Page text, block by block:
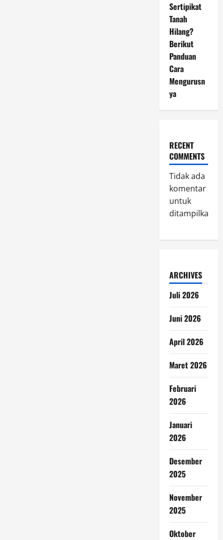
Sertipikat
Tanah
Hilang?
Berikut
Panduan
Cara
Mengurusn
ya
RECENT
COMMENTS
Tidak ada
komentar
untuk
ditampilkan.
ARCHIVES
Juli 2026
Juni 2026
April 2026
Maret 2026
Februari
2026
Januari
2026
Desember
2025
November
2025
Oktober